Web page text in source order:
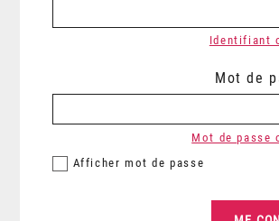
Identifiant
Mot de
Afficher mot de passe
Mot de passe